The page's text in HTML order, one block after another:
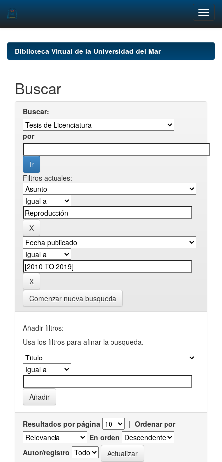
navigationBiblioteca Virtual de la Universidad del Mar
Buscar
Buscar:
por
Filtros actuales:
Comenzar nueva busqueda
Añadir filtros:
Usa los filtros para afinar la busqueda.
Resultados por página | Ordenar por
En orden
Autor/registro